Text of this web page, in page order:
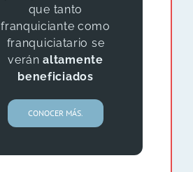
que tanto
franquiciante como
franquiciatario se
verán altamente
beneficiados
CONOCER MÁS.